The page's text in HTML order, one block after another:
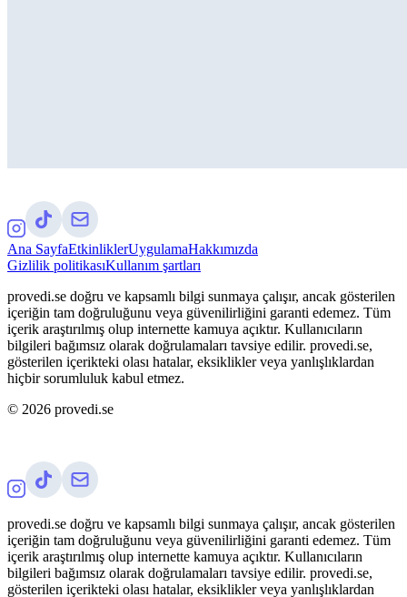
Ana SayfaEtkinliklerUygulamaHakkımızda
Gizlilik politikasıKullanım şartları
provedi.se doğru ve kapsamlı bilgi sunmaya çalışır, ancak gösterilen
içeriğin tam doğruluğunu veya güvenilirliğini garanti edemez. Tüm
içerik araştırılmış olup internette kamuya açıktır. Kullanıcıların
bilgileri bağımsız olarak doğrulamaları tavsiye edilir. provedi.se,
gösterilen içerikteki olası hatalar, eksiklikler veya yanlışlıklardan
hiçbir sorumluluk kabul etmez.
© 2026 provedi.se
provedi.se doğru ve kapsamlı bilgi sunmaya çalışır, ancak gösterilen
içeriğin tam doğruluğunu veya güvenilirliğini garanti edemez. Tüm
içerik araştırılmış olup internette kamuya açıktır. Kullanıcıların
bilgileri bağımsız olarak doğrulamaları tavsiye edilir. provedi.se,
gösterilen içerikteki olası hatalar, eksiklikler veya yanlışlıklardan